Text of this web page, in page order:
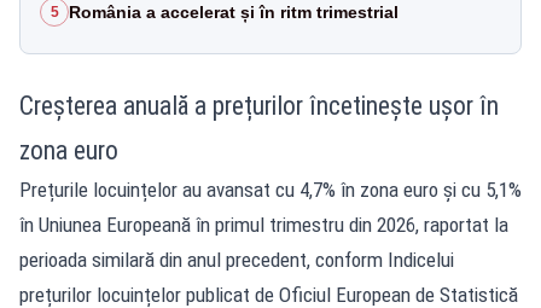
5 România a accelerat și în ritm trimestrial
Creșterea anuală a prețurilor încetinește ușor în
zona euro
Prețurile locuințelor au avansat cu 4,7% în zona euro și cu 5,1%
în Uniunea Europeană în primul trimestru din 2026, raportat la
perioada similară din anul precedent, conform Indicelui
prețurilor locuințelor publicat de Oficiul European de Statistică